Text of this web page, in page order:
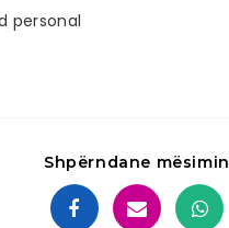
personal
Shpërndane mësimin